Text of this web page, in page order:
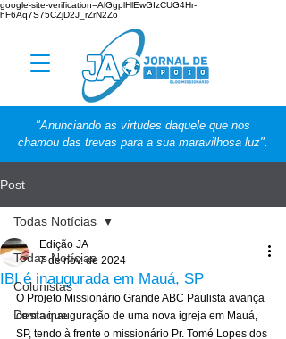
google-site-verification=AlGgplHlEwGIzCUG4Hr-
hF6Aq7S75CZjD2J_rZrN2Zo
"Anunciando as virtudes daquele que nos
chamou das trevas para a sua maravilhosa luz".
Post
Todas Notícias
Colunistas
Destaque
Todas Notícias
IBI é inaugurada em Mauá, SP
Edição JA
7 de nov. de 2024
O Projeto Missionário Grande ABC Paulista avança
com a inauguração de uma nova igreja em Mauá,
SP, tendo à frente o missionário Pr. Tomé Lopes dos